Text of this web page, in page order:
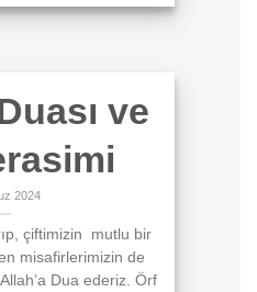
ve
2024
çiftimizin mutlu bir
misafirlerimizin de
Dua ederiz. Örf